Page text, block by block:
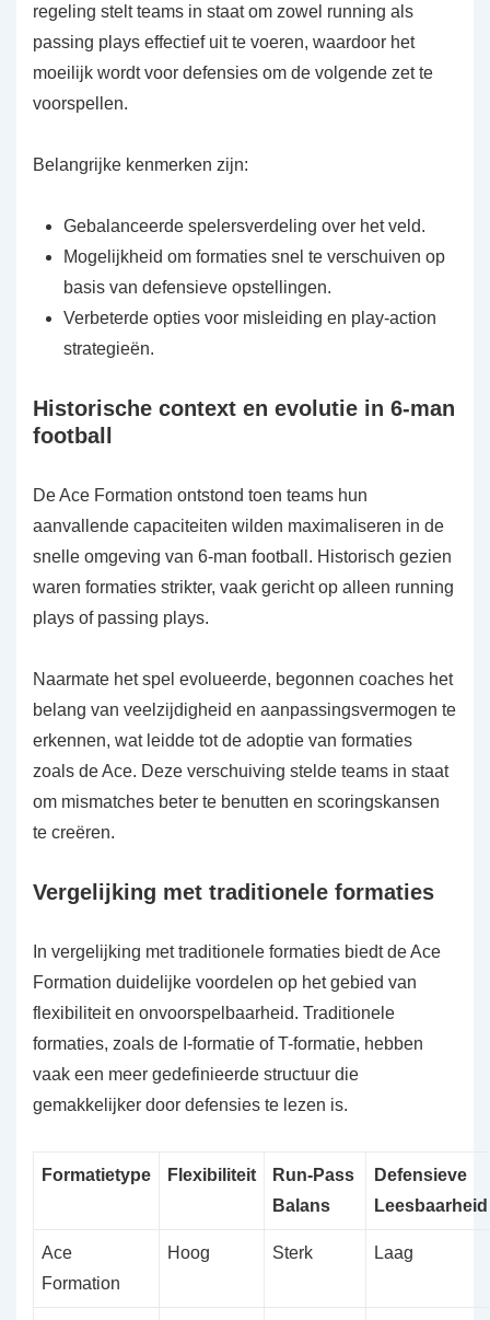
regeling stelt teams in staat om zowel running als
passing plays effectief uit te voeren, waardoor het
moeilijk wordt voor defensies om de volgende zet te
voorspellen.
Belangrijke kenmerken zijn:
Gebalanceerde spelersverdeling over het veld.
Mogelijkheid om formaties snel te verschuiven op
basis van defensieve opstellingen.
Verbeterde opties voor misleiding en play-action
strategieën.
Historische context en evolutie in 6-man
football
De Ace Formation ontstond toen teams hun
aanvallende capaciteiten wilden maximaliseren in de
snelle omgeving van 6-man football. Historisch gezien
waren formaties strikter, vaak gericht op alleen running
plays of passing plays.
Naarmate het spel evolueerde, begonnen coaches het
belang van veelzijdigheid en aanpassingsvermogen te
erkennen, wat leidde tot de adoptie van formaties
zoals de Ace. Deze verschuiving stelde teams in staat
om mismatches beter te benutten en scoringskansen
te creëren.
Vergelijking met traditionele formaties
In vergelijking met traditionele formaties biedt de Ace
Formation duidelijke voordelen op het gebied van
flexibiliteit en onvoorspelbaarheid. Traditionele
formaties, zoals de I-formatie of T-formatie, hebben
vaak een meer gedefinieerde structuur die
gemakkelijker door defensies te lezen is.
Formatietype Flexibiliteit
Run-Pass
Balans
Defensieve
Leesbaarheid
Ace
Formation
Hoog Sterk Laag